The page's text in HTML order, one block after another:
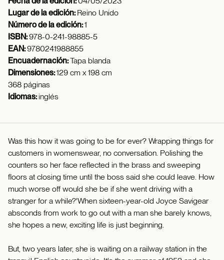
Lugar de la edición:Reino Unido
Número de la edición:1
ISBN:978-0-241-98885-5
EAN:9780241988855
Encuadernación:Tapa blanda
Dimensiones:129 cm x 198 cm
368 páginas
Idiomas:inglés
Was this how it was going to be for ever? Wrapping things for
customers in womenswear, no conversation. Polishing the
counters so her face reflected in the brass and sweeping
floors at closing time until the boss said she could leave. How
much worse off would she be if she went driving with a
stranger for a while?'When sixteen-year-old Joyce Savigear
absconds from work to go out with a man she barely knows,
she hopes a new, exciting life is just beginning.
But, two years later, she is waiting on a railway station in the